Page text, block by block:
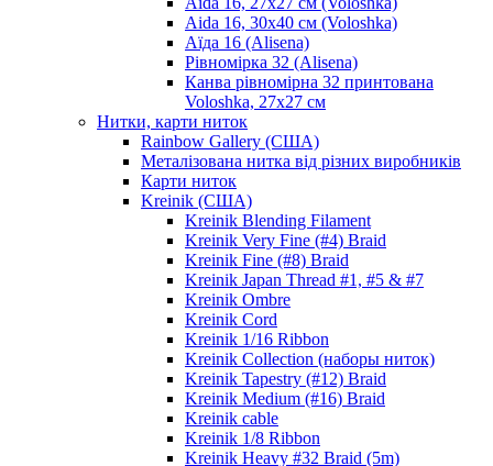
Aida 16, 30х40 см (Voloshka)
Аїда 16 (Alisena)
Рівномірка 32 (Alisena)
Канва рівномірна 32 принтована
Voloshka, 27х27 см
Нитки, карти ниток
Rainbow Gallery (США)
Металізована нитка від різних виробників
Карти ниток
Kreinik (США)
Kreinik Blending Filament
Kreinik Very Fine (#4) Braid
Kreinik Fine (#8) Braid
Kreinik Japan Thread #1, #5 & #7
Kreinik Ombre
Kreinik Cord
Kreinik 1/16 Ribbon
Kreinik Collection (наборы ниток)
Kreinik Tapestry (#12) Braid
Kreinik Medium (#16) Braid
Kreinik cable
Kreinik 1/8 Ribbon
Kreinik Heavy #32 Braid (5m)